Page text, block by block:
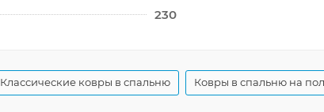
230
Классические ковры в спальню Ковры в спальню на пол